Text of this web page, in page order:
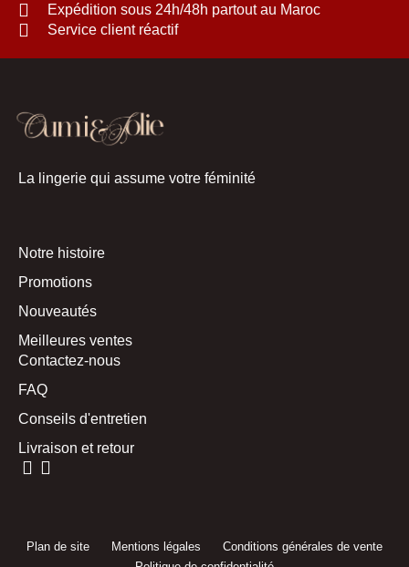
Expédition sous 24h/48h partout au Maroc
Service client réactif
La lingerie qui assume votre féminité
Notre histoire
Promotions
Nouveautés
Meilleures ventes
Contactez-nous
FAQ
Conseils d'entretien
Livraison et retour
Plan de site Mentions légales
Conditions générales de vente